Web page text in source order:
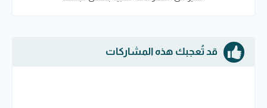
قد تُعجبك هذه المشاركات